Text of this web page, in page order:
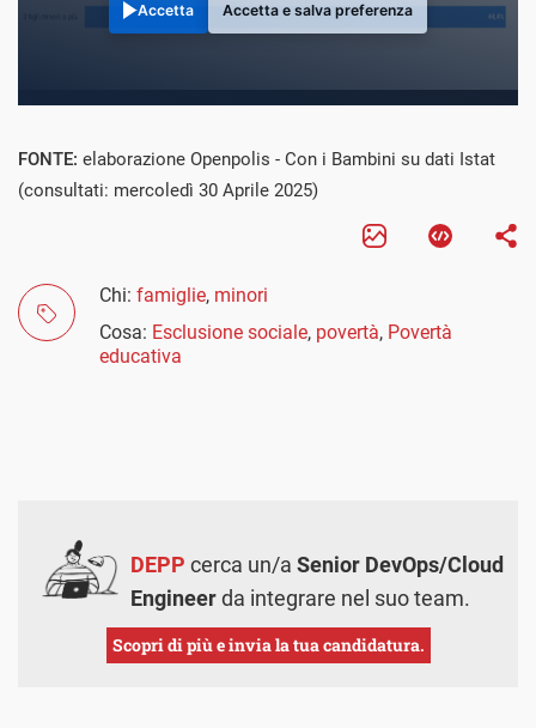
Accetta Accetta e salva preferenza
FONTE: elaborazione Openpolis - Con i Bambini su dati Istat
(consultati: mercoledì 30 Aprile 2025)
Chi: famiglie, minori
Cosa: Esclusione sociale, povertà, Povertà
educativa
DEPP cerca un/a Senior DevOps/Cloud
Engineerda integrare nel suo team.
Scopri di più e invia la tua candidatura.